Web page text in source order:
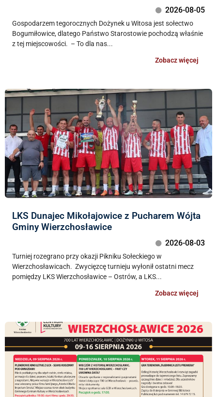
2026-08-05
Gospodarzem tegorocznych Dożynek u Witosa jest sołectwo
Bogumiłowice, dlatego Państwo Starostowie pochodzą właśnie
z tej miejscowości. – To dla nas...
Zobacz więcej
LKS Dunajec Mikołajowice z Pucharem Wójta
Gminy Wierzchosławice
2026-08-03
Turniej rozegrano przy okazji Pikniku Sołeckiego w
Wierzchosławicach. Zwycięzcę turnieju wyłonił ostatni mecz
pomiędzy LKS Wierzchosławice – Ostrów, a LKS...
Zobacz więcej